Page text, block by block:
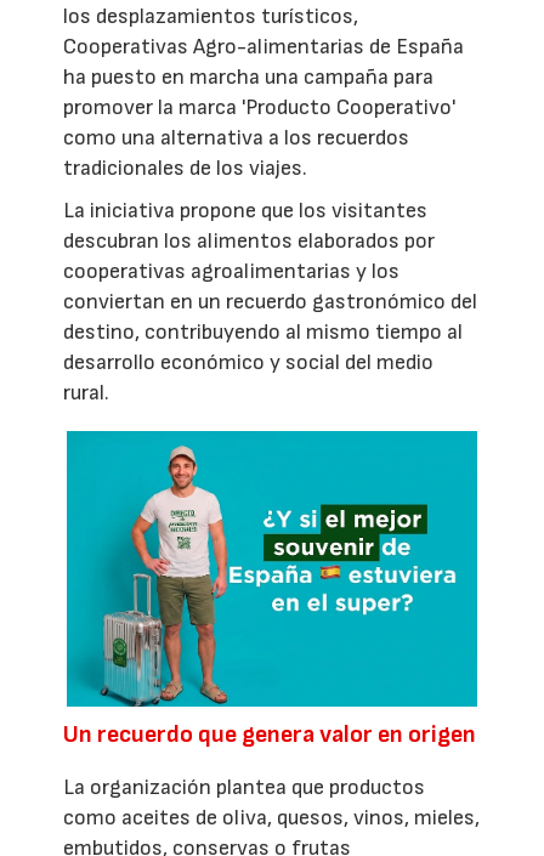
los desplazamientos turísticos,
Cooperativas Agro-alimentarias de España
ha puesto en marcha una campaña para
promover la marca 'Producto Cooperativo'
como una alternativa a los recuerdos
tradicionales de los viajes.
La iniciativa propone que los visitantes
descubran los alimentos elaborados por
cooperativas agroalimentarias y los
conviertan en un recuerdo gastronómico del
destino, contribuyendo al mismo tiempo al
desarrollo económico y social del medio
rural.
Un recuerdo que genera valor en origen
La organización plantea que productos
como aceites de oliva, quesos, vinos, mieles,
embutidos, conservas o frutas